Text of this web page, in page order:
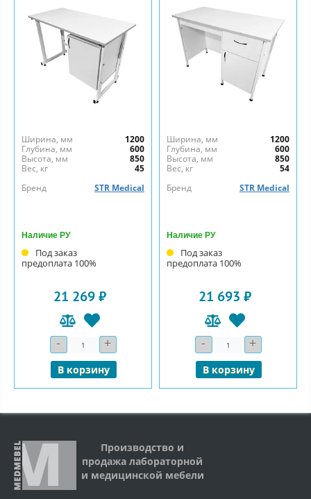
Ширина, мм
1200
Глубина, мм
600
Высота, мм
850
Вес, кг
45
Бренд
STR Medical
Наличие РУ
Под заказ
предоплата 100%
21 269 ₽
- Количество+
В корзину
Ширина, мм
1200
Глубина, мм
600
Высота, мм
850
Вес, кг
54
Бренд
STR Medical
Наличие РУ
Под заказ
предоплата 100%
21 693 ₽
- Количество+
В корзину
Производство и
продажа лабораторной
и медицинской мебели